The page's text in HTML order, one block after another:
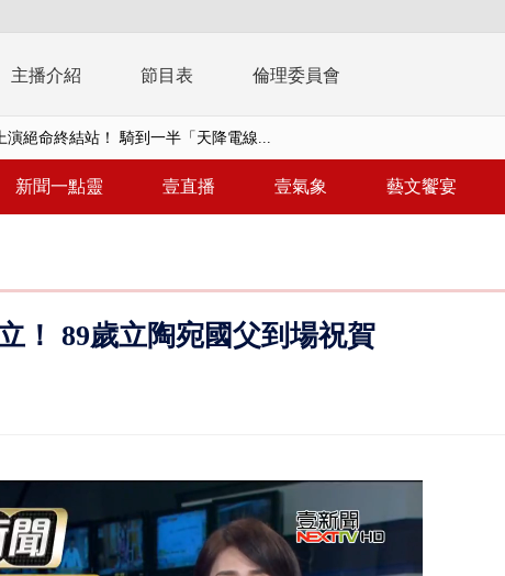
主播介紹 節目表 倫理委員會
？ 情侶吵架「女開門跳車」 違法道交...
號演習今登場 10天9夜無劇本、全旅...
／3颱共存！ 白海豚路徑偏西修正 影...
、蔣萬安簽名「都塗銷」 饒河夜市百...
車凌晨滑行自撞護欄 男癱坐死「車...
新聞一點靈 壹直播 壹氣象 藝文饗宴
！ 89歲立陶宛國父到場祝賀